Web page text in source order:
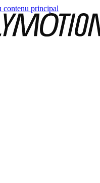
contenu principal